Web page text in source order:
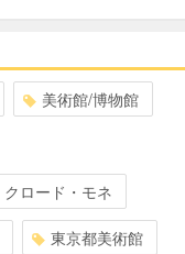
美術館/博物館
クロード・モネ
東京都美術館